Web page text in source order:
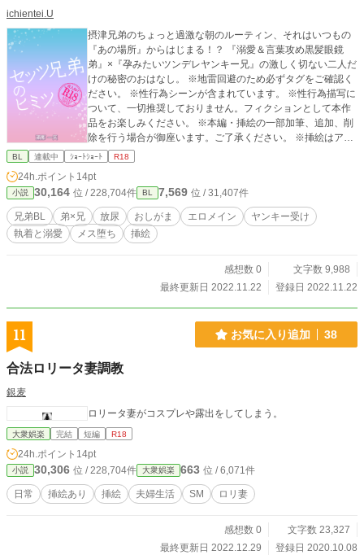
ichientei.U
摂津兄弟のちょっと過激な朝のルーティン、それはいつもの
『あの場所』からはじまる！？ 『溺愛＆言葉攻め黒髪眼鏡
弟』×『孕みたいツンデレヤンキー兄』の激しく切ない二人だ
けの秘密のおはなし。 ※地雷回避のため必ずタグをご確認く
ださい。 ※性行為シーンが含まれています。 ※性行為描写に
ついて、一切推奨しておりません。フィクションとして本作
品をお楽しみください。 ※本編・挿絵の一部加筆、追加、削
除を行う場合が御座います。ご了承ください。 ※挿絵はアニ
メーション版を後日別企画にて別に公開する可能性がありま
BL 連載中 ｼｮｰﾄｼｮｰﾄ R18
24h.ポイント 14pt
小説 30,164 位 / 228,704件 BL 7,569 位 / 31,407件
兄弟BL 弟×兄 放尿 おしがま エロメイン
ヤンキー受け
執着と溺愛
メス堕ち 挿絵
感想数 0
文字数 9,988
最終更新日 2022.11.22
登録日 2022.11.22
11 お気に入り追加 38
合法ロリータ妻調教
銀麦
ロリータ妻がコスプレや露出をしてしまう。
大衆娯楽 完結 短編 R18
24h.ポイント 14pt
小説 30,306 位 / 228,704件 大衆娯楽 663 位 / 6,071件
日常 挿絵あり 挿絵 夫婦生活 SM ロリ妻
感想数 0
文字数 23,327
最終更新日 2022.12.29
登録日 2020.10.08